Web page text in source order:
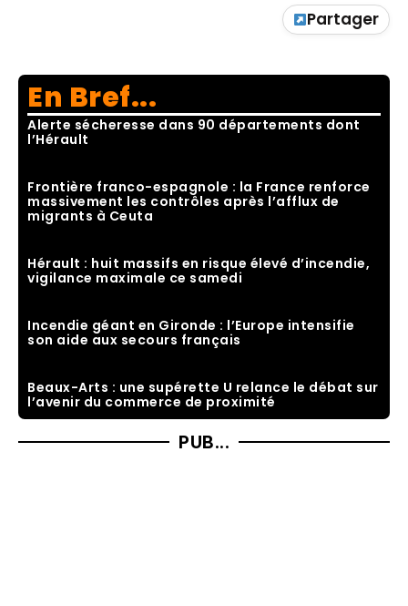
Partager
En Bref...
Alerte sécheresse dans 90 départements dont
l’Hérault
Frontière franco-espagnole : la France renforce
massivement les contrôles après l’afflux de
migrants à Ceuta
Hérault : huit massifs en risque élevé d’incendie,
vigilance maximale ce samedi
Incendie géant en Gironde : l’Europe intensifie
son aide aux secours français
Beaux-Arts : une supérette U relance le débat sur
l’avenir du commerce de proximité
PUB...